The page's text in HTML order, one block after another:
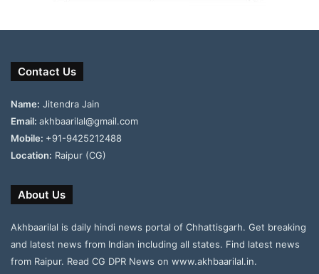
Contact Us
Name: Jitendra Jain
Email: akhbaarilal@gmail.com
Mobile: +91-9425212488
Location: Raipur (CG)
About Us
Akhbaarilal is daily hindi news portal of Chhattisgarh. Get breaking
and latest news from Indian including all states. Find latest news
from Raipur. Read CG DPR News on www.akhbaarilal.in.